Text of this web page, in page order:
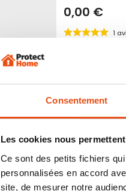
Consentement
Les cookies nous
Ce sont des petits fichiers
personnalisées en accord
site, de mesurer notre
0,00 €
1
Voir le